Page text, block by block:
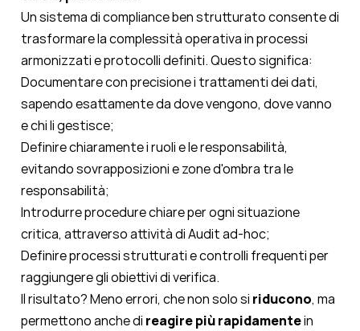
Un sistema di compliance ben strutturato consente di
trasformare la complessità operativa in processi
armonizzati e protocolli definiti. Questo significa:
Documentare con precisione i trattamenti dei dati,
sapendo esattamente da dove vengono, dove vanno
e chi li gestisce;
Definire chiaramente i ruoli e le responsabilità,
evitando sovrapposizioni e zone d'ombra tra le
responsabilità;
Introdurre procedure chiare per ogni situazione
critica, attraverso attività di Audit ad-hoc;
Definire processi strutturati e controlli frequenti per
raggiungere gli obiettivi di verifica.
Il risultato? Meno errori, che non solo si riducono, ma
permettono anche di reagire più rapidamentein